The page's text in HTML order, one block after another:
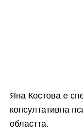
Яна Костова е
консултативна
областта.